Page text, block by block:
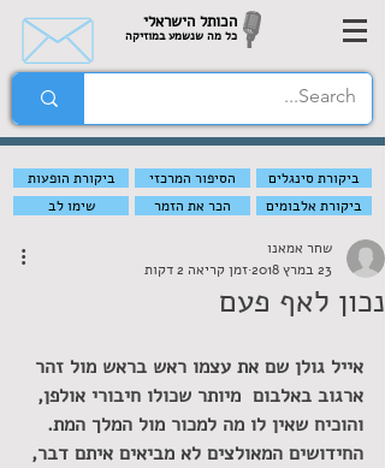
הכותל הישראלי
כל מה שנשמע במוזיקה
ביקורת הופעות הסיפור המרכזי
ביקורת סינגלים
שימו לב
הכר את הזמר ביקורת אלבומים
נכון לאף פעם
שחר אמאנו
23 במרץ 2018
זמן קריאה 2 דקות
אייל גולן שם את עצמו ראש בראש מול זהר
ארגוב באלבום  מיותר שכולו חיבורי אולפן,
והוכיח שאין לו מה למכור מול המלך המת.
החידושים המאולצים לא מביאים איתם דבר,